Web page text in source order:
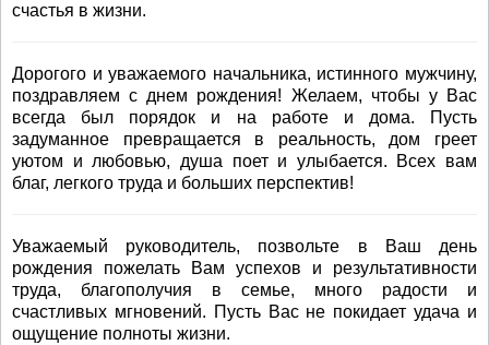
счастья в жизни.
Дорогого и уважаемого начальника, истинного мужчину,
поздравляем с днем рождения! Желаем, чтобы у Вас
всегда был порядок и на работе и дома. Пусть
задуманное превращается в реальность, дом греет
уютом и любовью, душа поет и улыбается. Всех вам
благ, легкого труда и больших перспектив!
Уважаемый руководитель, позвольте в Ваш день
рождения пожелать Вам успехов и результативности
труда, благополучия в семье, много радости и
счастливых мгновений. Пусть Вас не покидает удача и
ощущение полноты жизни.